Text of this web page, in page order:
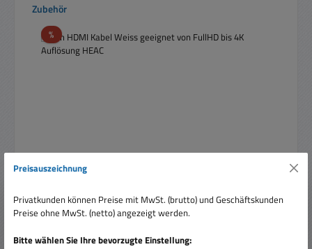
Produktgalerie überspringen
Zubehör
%Rabatt
5m HDMI Kabel Weiss geeignet von FullHD bis 4K
Auflösung HEAC
Preisauszeichnung
Privatkunden können Preise mit MwSt. (brutto) und Geschäftskunden
Preise ohne MwSt. (netto) angezeigt werden.
Bitte wählen Sie Ihre bevorzugte Einstellung: